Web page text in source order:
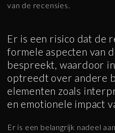
van de recensies.
Er is een risico dat de
formele aspecten van
bespreekt, waardoor
optreedt over andere
elementen zoals
en emotionele impact
Er is een belangrijk nadeel